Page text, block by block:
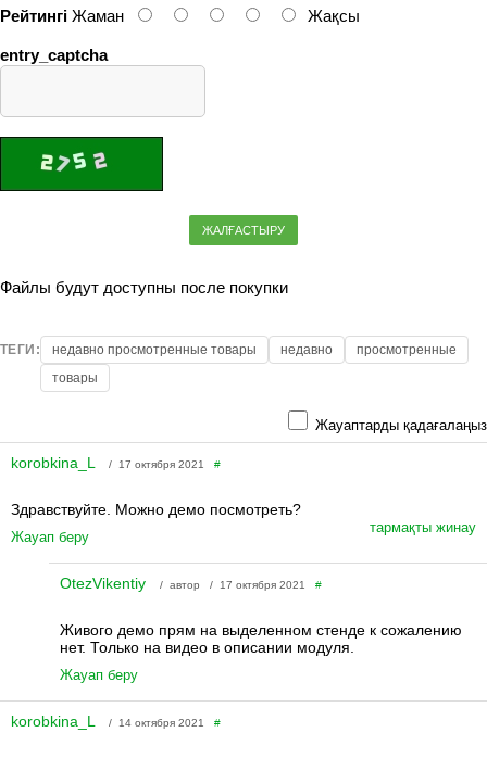
Рейтингі Жаман Жақсы
entry_captcha
ЖАЛҒАСТЫРУ
Файлы будут доступны после покупки
ТЕГИ: недавно просмотренные товары недавно
просмотренные
товары
Жауаптарды қадағалаңыз
korobkina_L / 17 октября 2021 #
Здравствуйте. Можно демо посмотреть?
Жауап беру
тармақты жинау
OtezVikentiy / автор / 17 октября 2021 #
Живого демо прям на выделенном стенде к сожалению
нет. Только на видео в описании модуля.
Жауап беру
korobkina_L / 14 октября 2021 #